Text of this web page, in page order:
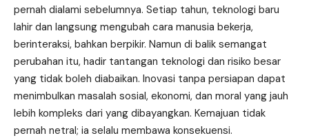
pernah dialami sebelumnya. Setiap tahun, teknologi baru
lahir dan langsung mengubah cara manusia bekerja,
berinteraksi, bahkan berpikir. Namun di balik semangat
perubahan itu, hadir tantangan teknologi dan risiko besar
yang tidak boleh diabaikan. Inovasi tanpa persiapan dapat
menimbulkan masalah sosial, ekonomi, dan moral yang jauh
lebih kompleks dari yang dibayangkan. Kemajuan tidak
pernah netral; ia selalu membawa konsekuensi.